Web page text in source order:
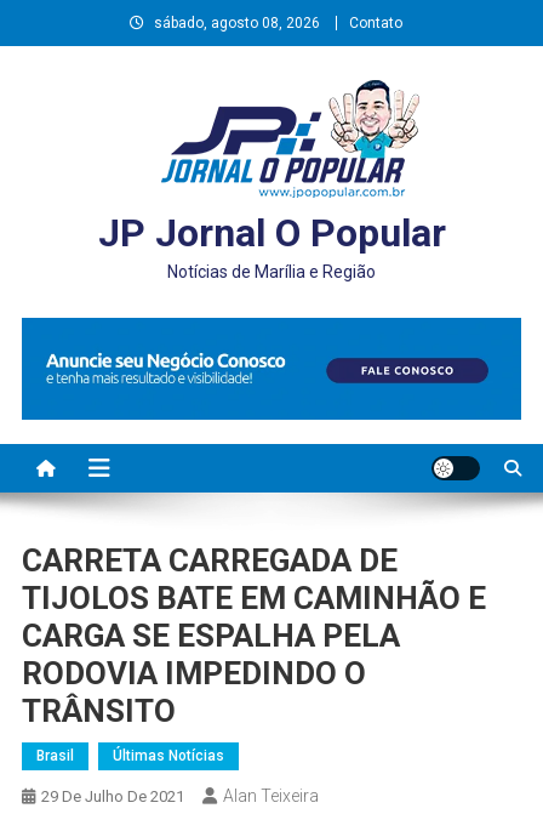
to
sábado, agosto 08, 2026 Contato
JP Jornal O Popular
Notícias de Marília e Região
CARRETA CARREGADA DE
TIJOLOS BATE EM CAMINHÃO E
CARGA SE ESPALHA PELA
RODOVIA IMPEDINDO O
TRÂNSITO
Brasil Últimas Notícias
29 De Julho De 2021 Alan Teixeira